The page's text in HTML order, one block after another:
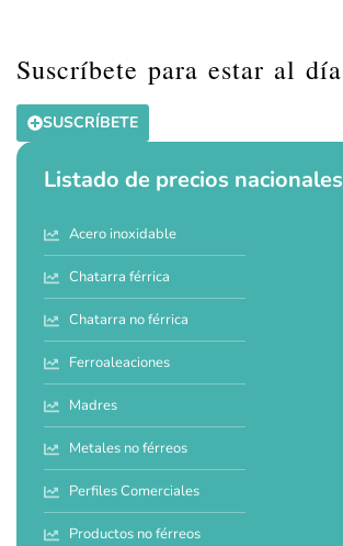
Suscríbete para estar al día
SUSCRÍBETE
Listado de precios nacionales
Acero inoxidable
Chatarra férrica
Chatarra no férrica
Ferroaleaciones
Madres
Metales no férreos
Perfiles Comerciales
Productos no férreos